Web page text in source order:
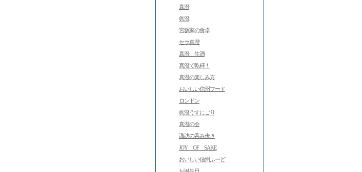
真澄
眞澄
宮坂家の食卓
セラ真澄
真澄 生酒
真澄で乾杯！
真澄の楽しみ方
おいしい信州フード
ロンドン
眞澄うすにごり
真澄の会
諏訪の呑み歩き
JOY OF SAKE
おいしい信州ふーど